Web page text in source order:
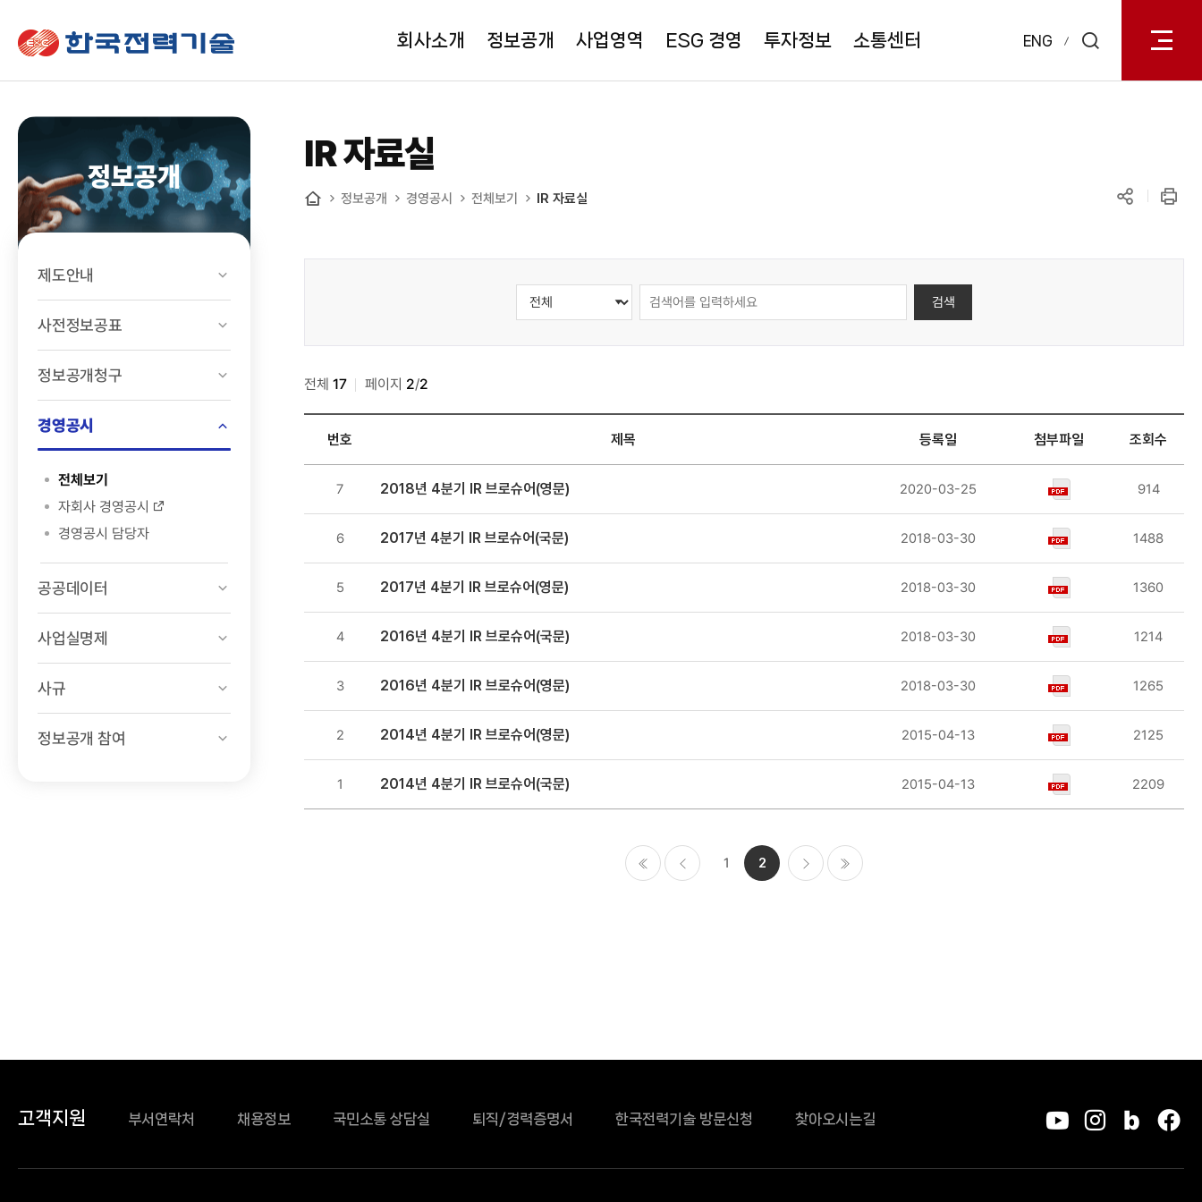
한국전력기술
회사소개 정보공개 사업영역 ESG 경영 투자정보 소통센터 ENG
열기
정보공개
제도안내
사전정보공표
정보공개청구
경영공시
전체보기
자회사 경영공시
경영공시 담당자
공공데이터
사업실명제
사규
정보공개 참여
IR 자료실
정보공개 경영공시 전체보기 IR 자료실
IR
검색
검색
전체 17 페이지 2/2
경영공시
IR
자료실
목록
첨부파일
,
조회수
번호 제목 등록일 첨부파일 조회수
7 2018년 4분기 IR 브로슈어(영문) 2020-03-25 914
6 2017년 4분기 IR 브로슈어(국문) 2018-03-30 1488
5 2017년 4분기 IR 브로슈어(영문) 2018-03-30 1360
4 2016년 4분기 IR 브로슈어(국문) 2018-03-30 1214
3 2016년 4분기 IR 브로슈어(영문) 2018-03-30 1265
2 2014년 4분기 IR 브로슈어(영문) 2015-04-13 2125
1 2014년 4분기 IR 브로슈어(국문) 2015-04-13 2209
1 2
고객지원 부서연락처 채용정보 국민소통 상담실 퇴직/경력증명서 한국전력기술 방문신청 찾아오시는길
유튜브인스타그
블로그
페